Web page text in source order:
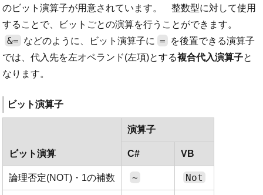
のビット演算子が用意されています。 整数型に対して使用
することで、ビットごとの演算を行うことができます。
&= などのように、ビット演算子に =
を後置できる演算子
では、代入先を左オペランド(左項)とする複合代入演算子と
なります。
ビット演算子
ビット演算
演算子
C# VB
論理否定(NOT)・1の補数 ~ Not